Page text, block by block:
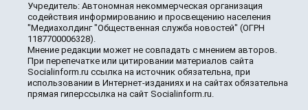
Учредитель: Автономная некоммерческая организация
содействия информированию и просвещению населения
"Медиахолдинг "Общественная служба новостей" (ОГРН
1187700006328).
Мнение редакции может не совпадать с мнением авторов.
При перепечатке или цитировании материалов сайта
Socialinform.ru ссылка на источник обязательна, при
использовании в Интернет-изданиях и на сайтах обязательна
прямая гиперссылка на сайт Socialinform.ru.